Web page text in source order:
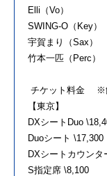
Elli（Vo）
SWING-O（Key）
宇賀まり（Sax）
竹本一匹（Perc）
チケット料金 ※
【東京】
DXシートDuo
Duoシート \17,300
DXシートカウン
S指定席 \8,100